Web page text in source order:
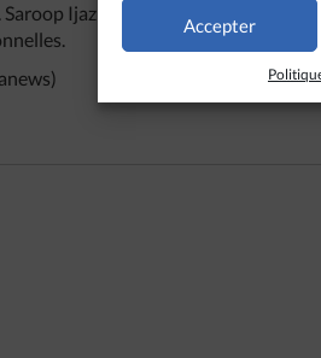
Accepter
Saroop Ijazn attribue cet acte